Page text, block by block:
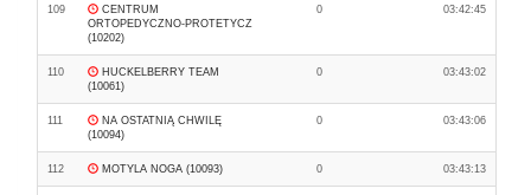
109
CENTRUM
ORTOPEDYCZNO-PROTETYCZ
(10202)
0 03:42:45
110
HUCKELBERRY TEAM
(10061)
0 03:43:02
111
NA OSTATNIĄ CHWILĘ
(10094)
0 03:43:06
112 MOTYLA NOGA (10093) 0 03:43:13